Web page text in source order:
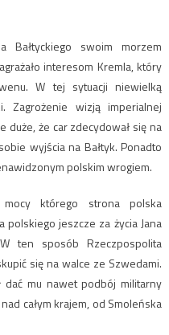
Bałtyckiego swoim morzem
interesom Kremla, który
W tej sytuacji niewielką
Zagrożenie wizją imperialnej
duże, że car zdecydował się na
wyjścia na Bałtyk. Ponadto
polskim wrogiem.
którego strona polska
polskiego jeszcze za życia Jana
ten sposób Rzeczpospolita
się na walce ze Szwedami.
dać mu nawet podbój militarny
całym krajem, od Smoleńska